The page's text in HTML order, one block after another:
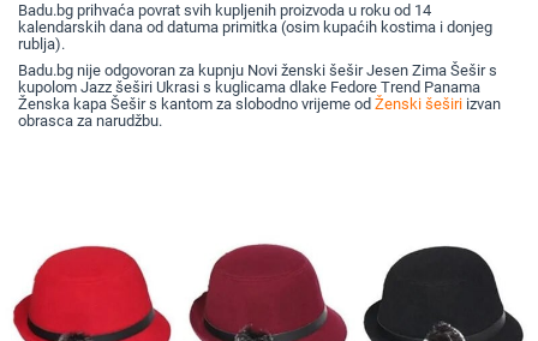
Badu.bg prihvaća povrat svih kupljenih proizvoda u roku od 14
kalendarskih dana od datuma primitka (osim kupaćih kostima i donjeg
rublja).
Badu.bg nije odgovoran za kupnju Novi ženski šešir Jesen Zima Šešir s
kupolom Jazz šeširi Ukrasi s kuglicama dlake Fedore Trend Panama
Ženska kapa Šešir s kantom za slobodno vrijeme od Ženski šeširi izvan
obrasca za narudžbu.